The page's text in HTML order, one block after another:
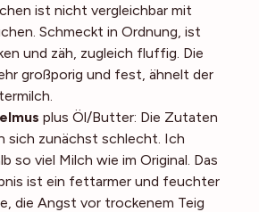
ist nicht vergleichbar mit
Schmeckt in Ordnung, ist
und zäh, zugleich fluffig. Die
großporig und fest, ähnelt der
plus Öl/Butter: Die Zutaten
sich zunächst schlecht. Ich
so viel Milch wie im Original. Das
ist ein fettarmer und feuchter
die Angst vor trockenem Teig